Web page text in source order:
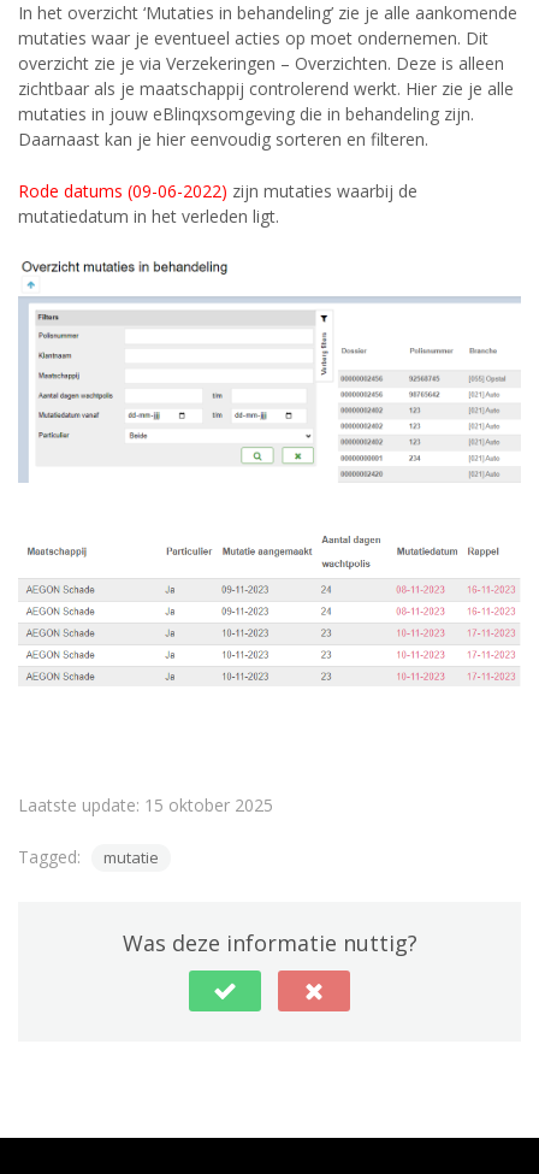
In het overzicht ‘Mutaties in behandeling’ zie je alle aankomende
mutaties waar je eventueel acties op moet ondernemen. Dit
overzicht zie je via Verzekeringen – Overzichten. Deze is alleen
zichtbaar als je maatschappij controlerend werkt. Hier zie je alle
mutaties in jouw eBlinqxsomgeving die in behandeling zijn.
Daarnaast kan je hier eenvoudig sorteren en filteren.
Rode datums (09-06-2022) zijn mutaties waarbij de
mutatiedatum in het verleden ligt.
Laatste update: 15 oktober 2025
Tagged: mutatie
Was deze informatie nuttig?